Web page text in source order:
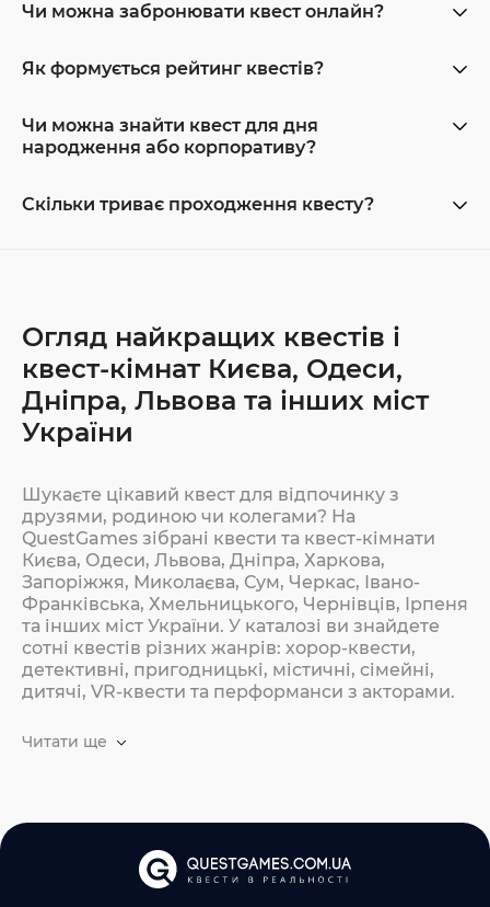
Чи можна забронювати квест онлайн?
Як формується рейтинг квестів?
Чи можна знайти квест для дня
народження або корпоративу?
Скільки триває проходження квесту?
Огляд найкращих квестів і
квест-кімнат Києва, Одеси,
Дніпра, Львова та інших міст
України
Шукаєте цікавий квест для відпочинку з
друзями, родиною чи колегами? На
QuestGames зібрані квести та квест-кімнати
Києва, Одеси, Львова, Дніпра, Харкова,
Запоріжжя, Миколаєва, Сум, Черкас, Івано-
Франківська, Хмельницького, Чернівців, Ірпеня
та інших міст України. У каталозі ви знайдете
сотні квестів різних жанрів: хорор-квести,
детективні, пригодницькі, містичні, сімейні,
дитячі, VR-квести та перформанси з акторами.
Читати ще